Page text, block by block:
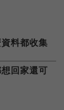
料都收集
回家還可